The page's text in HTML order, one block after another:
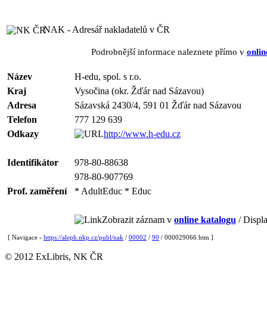
NAK - Adresář nakladatelů v ČR
Podrobnější informace naleznete přímo v
Název
H-edu, spol. s r.o.
Kraj
Vysočina (okr. Žďár nad Sázavou)
Adresa
Sázavská 2430/4, 591 01 Žďár nad Sázavou
Telefon
777 129 639
Odkazy
http://www.h-edu.cz
Identifikátor
978-80-88638
978-80-907769
Prof. zaměření
* AdultEduc * Educ
Zobrazit záznam v online katalogu /
[ Navigace - https://aleph.nkp.cz/publ/nak / 00002 / 90 / 000029066.htm ]
© 2012 ExLibris, NK ČR